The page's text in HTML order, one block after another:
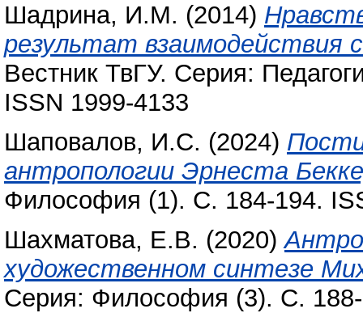
Шадрина, И.М. (2014)
результат взаимодействия
Вестник ТвГУ. Серия:
ISSN 1999-4133
Шаповалов, И.С. (2024)
антропологии Эрнеста
Философия (1). С. 184-194.
Шахматова, Е.В. (2020)
художественном синтезе
Серия: Философия (3). С.